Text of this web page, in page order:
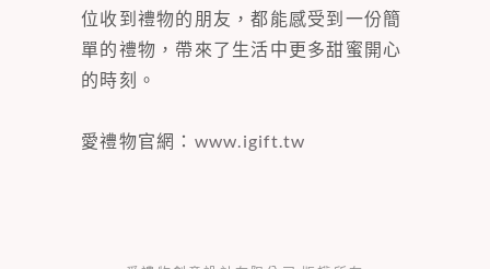
位收到禮物的朋友，都能感受到一份簡
單的禮物，帶來了生活中更多甜蜜開心
的時刻。
愛禮物官網： www.igift.tw